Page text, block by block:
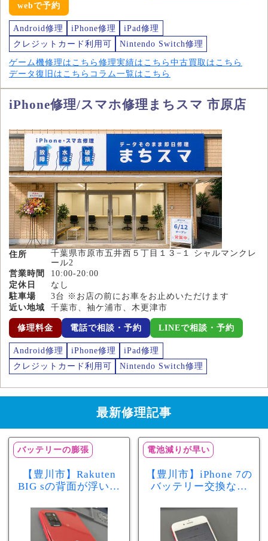
webで予約
Android修理 iPhone修理
iPad修理
クレジットカード利用可
Nintendo Switch修理
ゲーム機修理はこちら 修理実績はこちら 中古買取はこちら
データ復旧はこちら コラム一覧はこちら
iPhone修理/スマホ修理まちスマ 市原店
住所
千葉県市原市五井西５丁目１３−１ シャルマンクレ
ール2
営業時間
10:00-20:00
定休日
なし
駐車場
3台 ※お店の前にお車をお止めいただけます
近い地域
千葉市、袖ケ浦市、木更津市
修理料金 電話で相談・予約 LINEで相談・予約
Android修理 iPhone修理
iPad修理
クレジットカード利用可
Nintendo Switch修理
最新修理記事
バッテリーの膨張
【豊川市】Rakuten
BIG sの背面が浮いて
リー膨張のサインか
もしれません！バッ
テリー交換修理事例
電池減りが早い
【豊川市】iPhone 7の
バッテリー交換なら
最大容量70％で電池
の減りが早い症状も
当日60分で改善